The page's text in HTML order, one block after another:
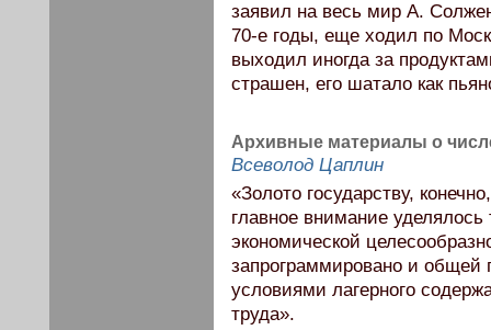
заявил на весь мир А.
70-е годы, еще ходил по
выходил иногда за
страшен, его шатало как
Архивные материалы о
Всеволод Цаплин
«Золото государству,
главное внимание
экономической
запрограммировано и
условиями лагерного
труда».